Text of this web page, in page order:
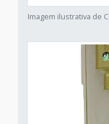
Imagem ilustrativa de